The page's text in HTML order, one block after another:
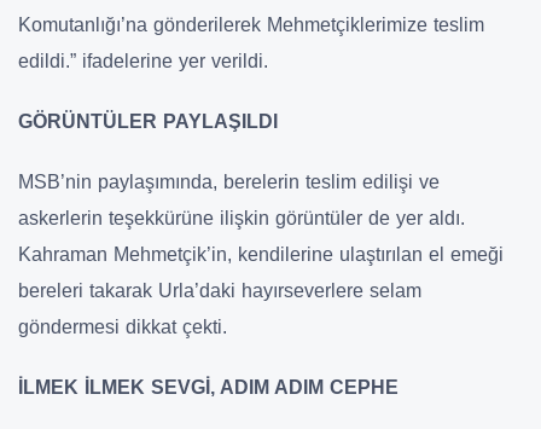
Komutanlığı’na gönderilerek Mehmetçiklerimize teslim
edildi.” ifadelerine yer verildi.
GÖRÜNTÜLER PAYLAŞILDI
MSB’nin paylaşımında, berelerin teslim edilişi ve
askerlerin teşekkürüne ilişkin görüntüler de yer aldı.
Kahraman Mehmetçik’in, kendilerine ulaştırılan el emeği
bereleri takarak Urla’daki hayırseverlere selam
göndermesi dikkat çekti.
İLMEK İLMEK SEVGİ, ADIM ADIM CEPHE